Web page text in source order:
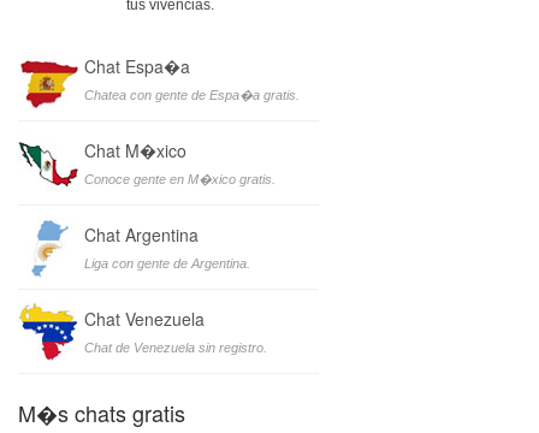
tus vivencias.
Chat Espa�a
Chatea con gente de Espa�a gratis.
Chat M�xico
Conoce gente en M�xico gratis.
Chat Argentina
Liga con gente de Argentina.
Chat Venezuela
Chat de Venezuela sin registro.
M�s chats gratis